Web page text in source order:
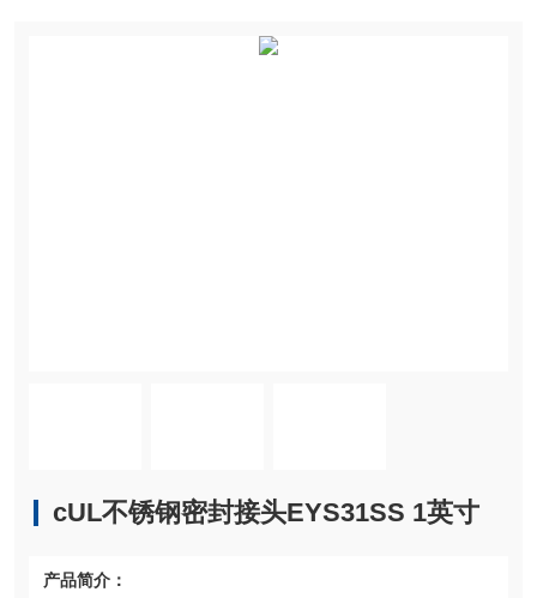
cUL不锈钢密封接头EYS31SS 1英寸
产品简介：